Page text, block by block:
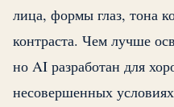
лица, формы глаз, тона
контраста. Чем лучше
но AI разработан для
несовершенных